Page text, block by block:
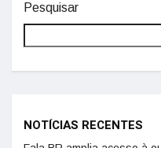
Pesquisar
NOTÍCIAS RECENTES